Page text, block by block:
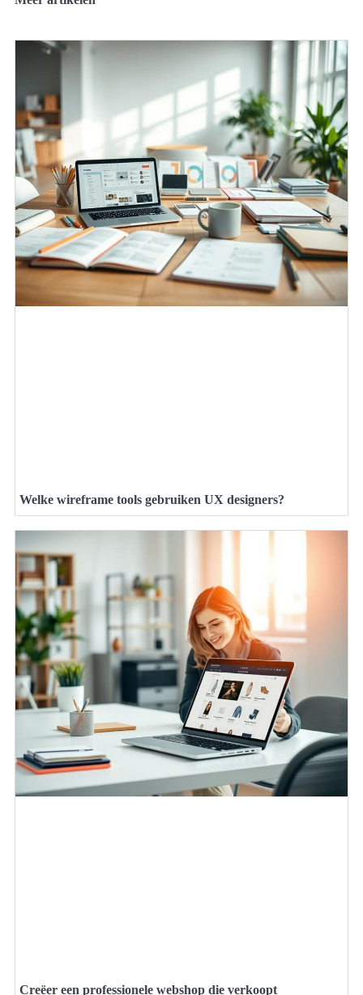
Welke wireframe tools gebruiken UX designers?
Creëer een professionele webshop die verkoopt